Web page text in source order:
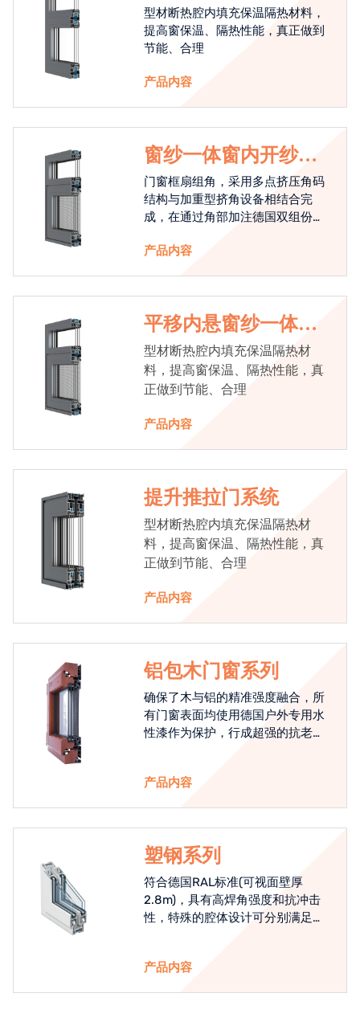
型材断热腔内填充保温隔热材料，
提高窗保温、隔热性能，真正做到
节能、合理
产品内容
窗纱一体窗内开纱外
开系统
门窗框扇组角，采用多点挤压角码
结构与加重型挤角设备相结合完
成，在通过角部加注德国双组份胶
强度，促使窗使用寿命提升5-10
产品内容
平移内悬窗纱一体系
统
型材断热腔内填充保温隔热材
料，提高窗保温、隔热性能，真
正做到节能、合理
产品内容
提升推拉门系统
型材断热腔内填充保温隔热材
料，提高窗保温、隔热性能，真
正做到节能、合理
产品内容
铝包木门窗系列
确保了木与铝的精准强度融合，所
有门窗表面均使用德国户外专用水
性漆作为保护，行成超强的抗老化
产品内容
塑钢系列
符合德国RAL标准(可视面壁厚
2.8m)，具有高焊角强度和抗冲击
性，特殊的腔体设计可分别满足隔
产品内容